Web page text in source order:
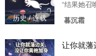
历史 / 连载
“结果她召
唤了一群
“我本是一
暮沉霜
让你就藩